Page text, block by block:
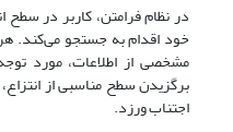
در نظام فرامتن، کاربر در سطح
خود اقدام به جستجو
مشخصی از اطلاعات، مورد
برگزیدن سطح مناسبی از
اجتناب ورزد.